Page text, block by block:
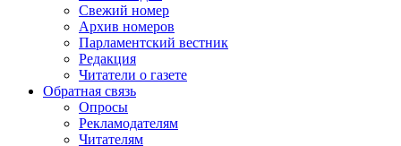
Свежий номер
Архив номеров
Парламентский вестник
Редакция
Читатели о газете
Обратная связь
Опросы
Рекламодателям
Читателям